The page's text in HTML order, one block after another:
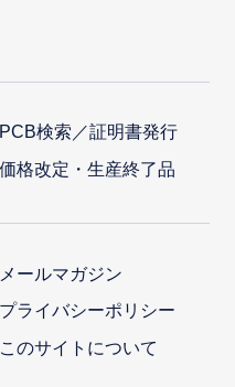
PCB検索／証明書発行
価格改定・生産終了品
メールマガジン
プライバシーポリシー
このサイトについて